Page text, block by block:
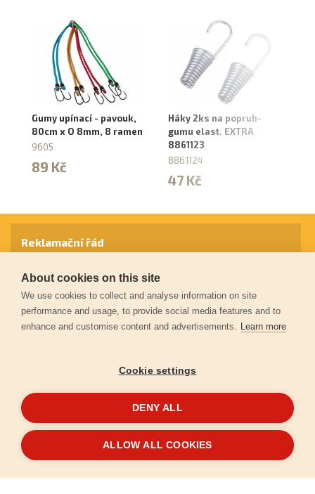
Gumy upínací - pavouk,
80cm x O 8mm, 8 ramen
9605
89 Kč
Háky 2ks na popruh-
gumu elast. EXTRA
8861123
8861124
47 Kč
© 2026Extol.cz- Všechna práva vyhrazena
Reklamační řád
Záruční podmínky
Ochrana osobních údajů
VytvořiloFEO
About cookies on this site
We use cookies to collect and analyse information on site
performance and usage, to provide social media features and to
enhance and customise content and advertisements. Learn more
Cookie settings
DENY ALL
ALLOW ALL COOKIES